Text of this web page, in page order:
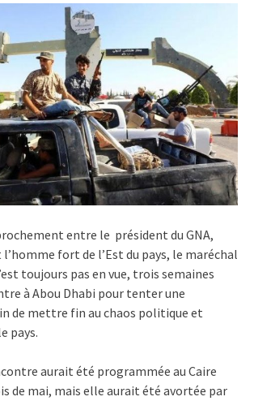
entre le président du GNA,
l’homme fort de l’Est du pays, le maréchal
toujours pas en vue, trois semaines
à Abou Dhabi pour tenter une
de mettre fin au chaos politique et
pays.
aurait été programmée au Caire
de mai, mais elle aurait été avortée par